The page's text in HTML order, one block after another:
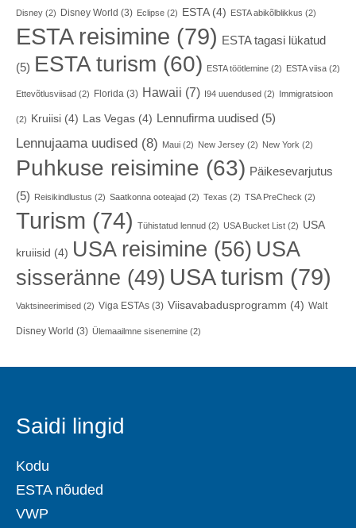
Disney (2) Disney World (3) Eclipse (2) ESTA(4) ESTA abikõlblikkus (2)
ESTA reisimine (79) ESTA tagasi lükatud
(5) ESTA turism (60) ESTA töötlemine (2) ESTA viisa (2)
Ettevõtlusviisad (2) Florida (3) Hawaii (7) I94 uuendused (2) Immigratsioon
(2) Kruiisi (4) Las Vegas (4) Lennufirma uudised (5)
Lennujaama uudised (8) Maui (2) New Jersey (2) New York (2)
Puhkuse reisimine (63) Päikesevarjutus
(5)
Reisikindlustus (2) Saatkonna ooteajad (2) Texas (2) TSA PreCheck (2)
Turism (74) Tühistatud lennud (2) USA Bucket List (2) USA
kruiisid (4) USA reisimine (56) USA
sisseränne (49) USA turism (79)
Vaktsineerimised (2) Viga ESTAs (3) Viisavabadusprogramm (4) Walt
Disney World (3) Ülemaailmne sisenemine (2)
Saidi lingid
Kodu
ESTA nõuded
VWP